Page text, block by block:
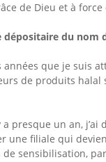
de Dieu et à force
dépositaire du nom
années que je suis
de produits
presque un an, j’ai
une filiale qui
sensibilisation,